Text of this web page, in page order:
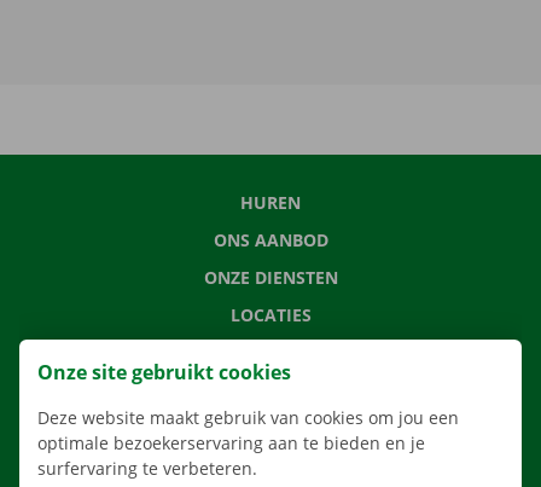
HUREN
ONS AANBOD
ONZE DIENSTEN
LOCATIES
Onze site gebruikt cookies
Deze website maakt gebruik van cookies om jou een
optimale bezoekerservaring aan te bieden en je
surfervaring te verbeteren.